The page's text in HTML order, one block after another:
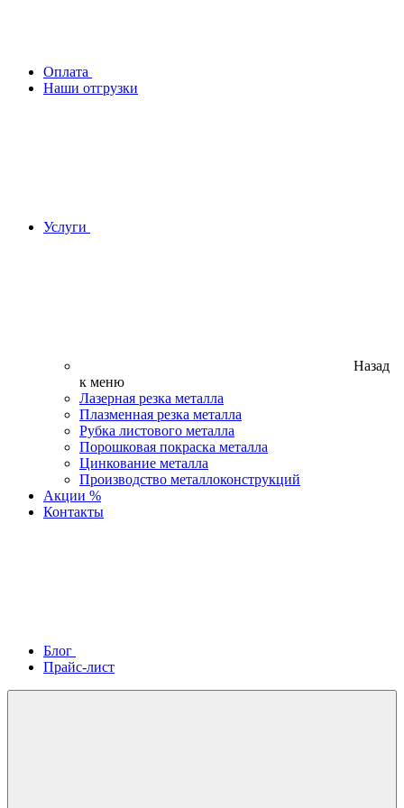
Оплата
Наши отгрузки
Услуги
Назад
к меню
Лазерная резка металла
Плазменная резка металла
Рубка листового металла
Порошковая покраска металла
Цинкование металла
Производство металлоконструкций
Акции %
Контакты
Блог
Прайс-лист